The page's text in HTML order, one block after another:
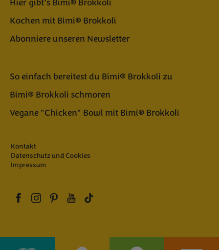
Hier gibt’s Bimi® Brokkoli
Kochen mit Bimi® Brokkoli
Abonniere unseren Newsletter
So einfach bereitest du Bimi® Brokkoli zu
Bimi® Brokkoli schmoren
Vegane "Chicken" Bowl mit Bimi® Brokkoli
Kontakt
Datenschutz und Cookies
Impressum